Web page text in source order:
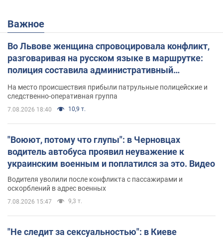
Важное
Во Львове женщина спровоцировала конфликт,
разговаривая на русском языке в маршрутке:
полиция составила административный
протокол. Видео
На место происшествия прибыли патрульные полицейские и
следственно-оперативная группа
7.08.2026 18:40 10,9 т.
"Воюют, потому что глупы": в Черновцах
водитель автобуса проявил неуважение к
украинским военным и поплатился за это. Видео
Водителя уволили после конфликта с пассажирами и
оскорблений в адрес военных
7.08.2026 15:47 9,3 т.
"Не следит за сексуальностью": в Киеве